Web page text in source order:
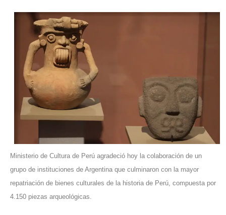
Ministerio de Cultura de Perú agradeció hoy la colaboración de un
grupo de instituciones de Argentina que culminaron con la mayor
repatriación de bienes culturales de la historia de Perú, compuesta por
4.150 piezas arqueológicas.